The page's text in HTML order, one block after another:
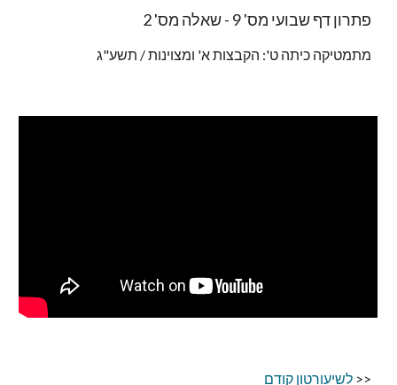
פתרון דף שבועי מס' 9 - שאלה מס' 2
מתמטיקה כיתה ט': הקבצות א' ומצוינות / תשע"ג
<< לשיעורטון קודם